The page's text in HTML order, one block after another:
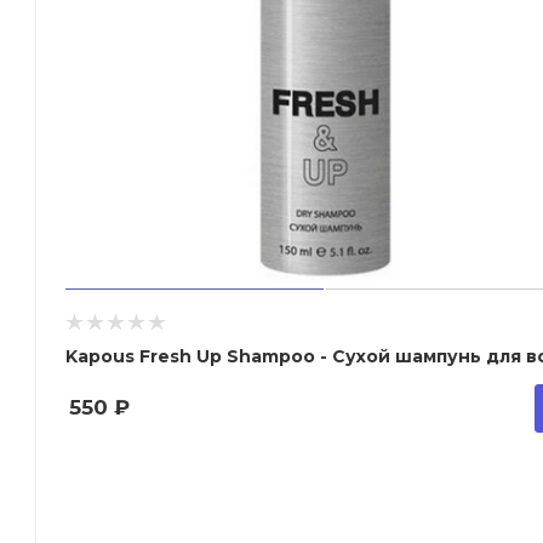
Kapous Fresh Up Shampoo - Сухой шампунь для
550 ₽